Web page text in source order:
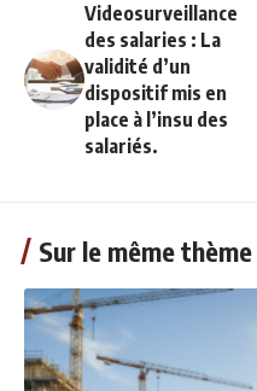
Videosurveillance
des salaries : La
validité d’un
dispositif mis en
place à l’insu des
salariés.
Sur le même thème